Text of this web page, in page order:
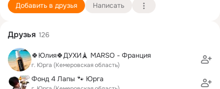
Добавить в друзья Написать
Друзья 126
🍀Юлия🍀ДУХИ🗼 MARSO - Франция
г. Юрга (Кемеровская область)
Фонд 4 Лапы 🐾 Юрга